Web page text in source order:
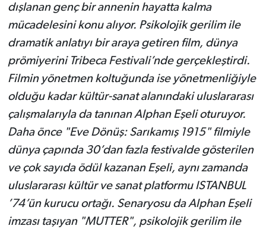
dışlanan genç bir annenin hayatta kalma
mücadelesini konu alıyor. Psikolojik gerilim ile
dramatik anlatıyı bir araya getiren film, dünya
prömiyerini Tribeca Festivali’nde gerçekleştirdi.
Filmin yönetmen koltuğunda ise yönetmenliğiyle
olduğu kadar kültür-sanat alanındaki uluslararası
çalışmalarıyla da tanınan Alphan Eşeli oturuyor.
Daha önce "Eve Dönüş: Sarıkamış 1915" filmiyle
dünya çapında 30’dan fazla festivalde gösterilen
ve çok sayıda ödül kazanan Eşeli, aynı zamanda
uluslararası kültür ve sanat platformu ISTANBUL
’74’ün kurucu ortağı. Senaryosu da Alphan Eşeli
imzası taşıyan "MUTTER", psikolojik gerilim ile